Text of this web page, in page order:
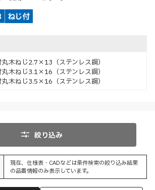
木ねじ2.7×13（ステンレス鋼）
木ねじ3.1×16（ステンレス鋼）
木ねじ3.5×16（ステンレス鋼）
絞り込み
現在、仕様表・CADなどは条件検索の絞り込み結果
の品番情報のみ表示しています。